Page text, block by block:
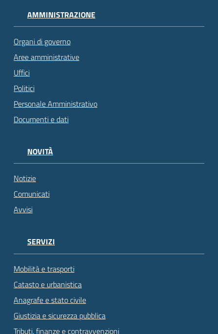
AMMINISTRAZIONE
Organi di governo
Aree amministrative
Uffici
Politici
Personale Amministrativo
Documenti e dati
NOVITÀ
Notizie
Comunicati
Avvisi
SERVIZI
Mobilità e trasporti
Catasto e urbanistica
Anagrafe e stato civile
Giustizia e sicurezza pubblica
Tributi, finanze e contravvenzioni